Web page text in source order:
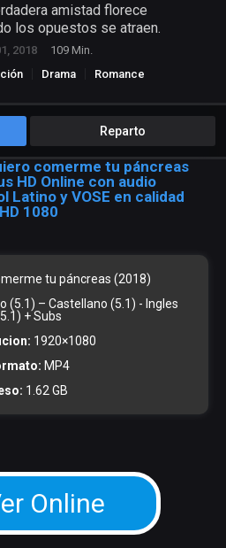
amistad florece
los opuestos se atraen.
2018
109 Min.
Drama Romance
Reparto
comerme tu páncreas
HD Online con audio
Latino y VOSE en calidad
HD 1080
tu páncreas (2018)
(5.1) – Castellano (5.1) - Ingles
+ Subs
1920×1080
MP4
1.62 GB
Online